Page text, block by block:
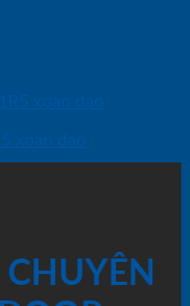
xoan dao